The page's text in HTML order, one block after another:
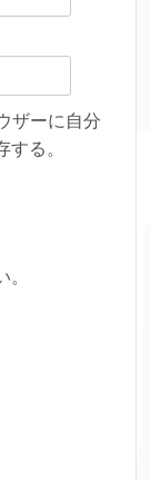
ザーに自分
る。
。